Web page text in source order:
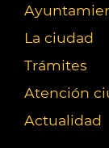
La ciudad
Trámites
Atención
Actualidad